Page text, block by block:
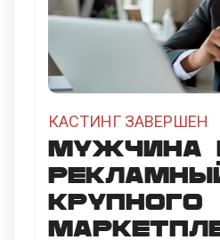
КАСТИНГ ЗАВЕРШЕН
Мужчина
крупного